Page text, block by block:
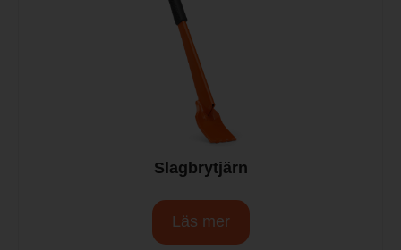
Slagbrytjärn
Läs mer